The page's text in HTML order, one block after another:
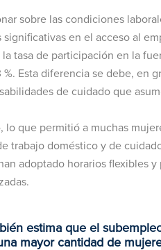
sobre las condiciones
en el acceso al
tasa de participación en la
Esta diferencia se debe, en
de cuidado que
lo que permitió a muchas
trabajo doméstico y de
adoptado horarios flexibles
estima que el
mayor cantidad de